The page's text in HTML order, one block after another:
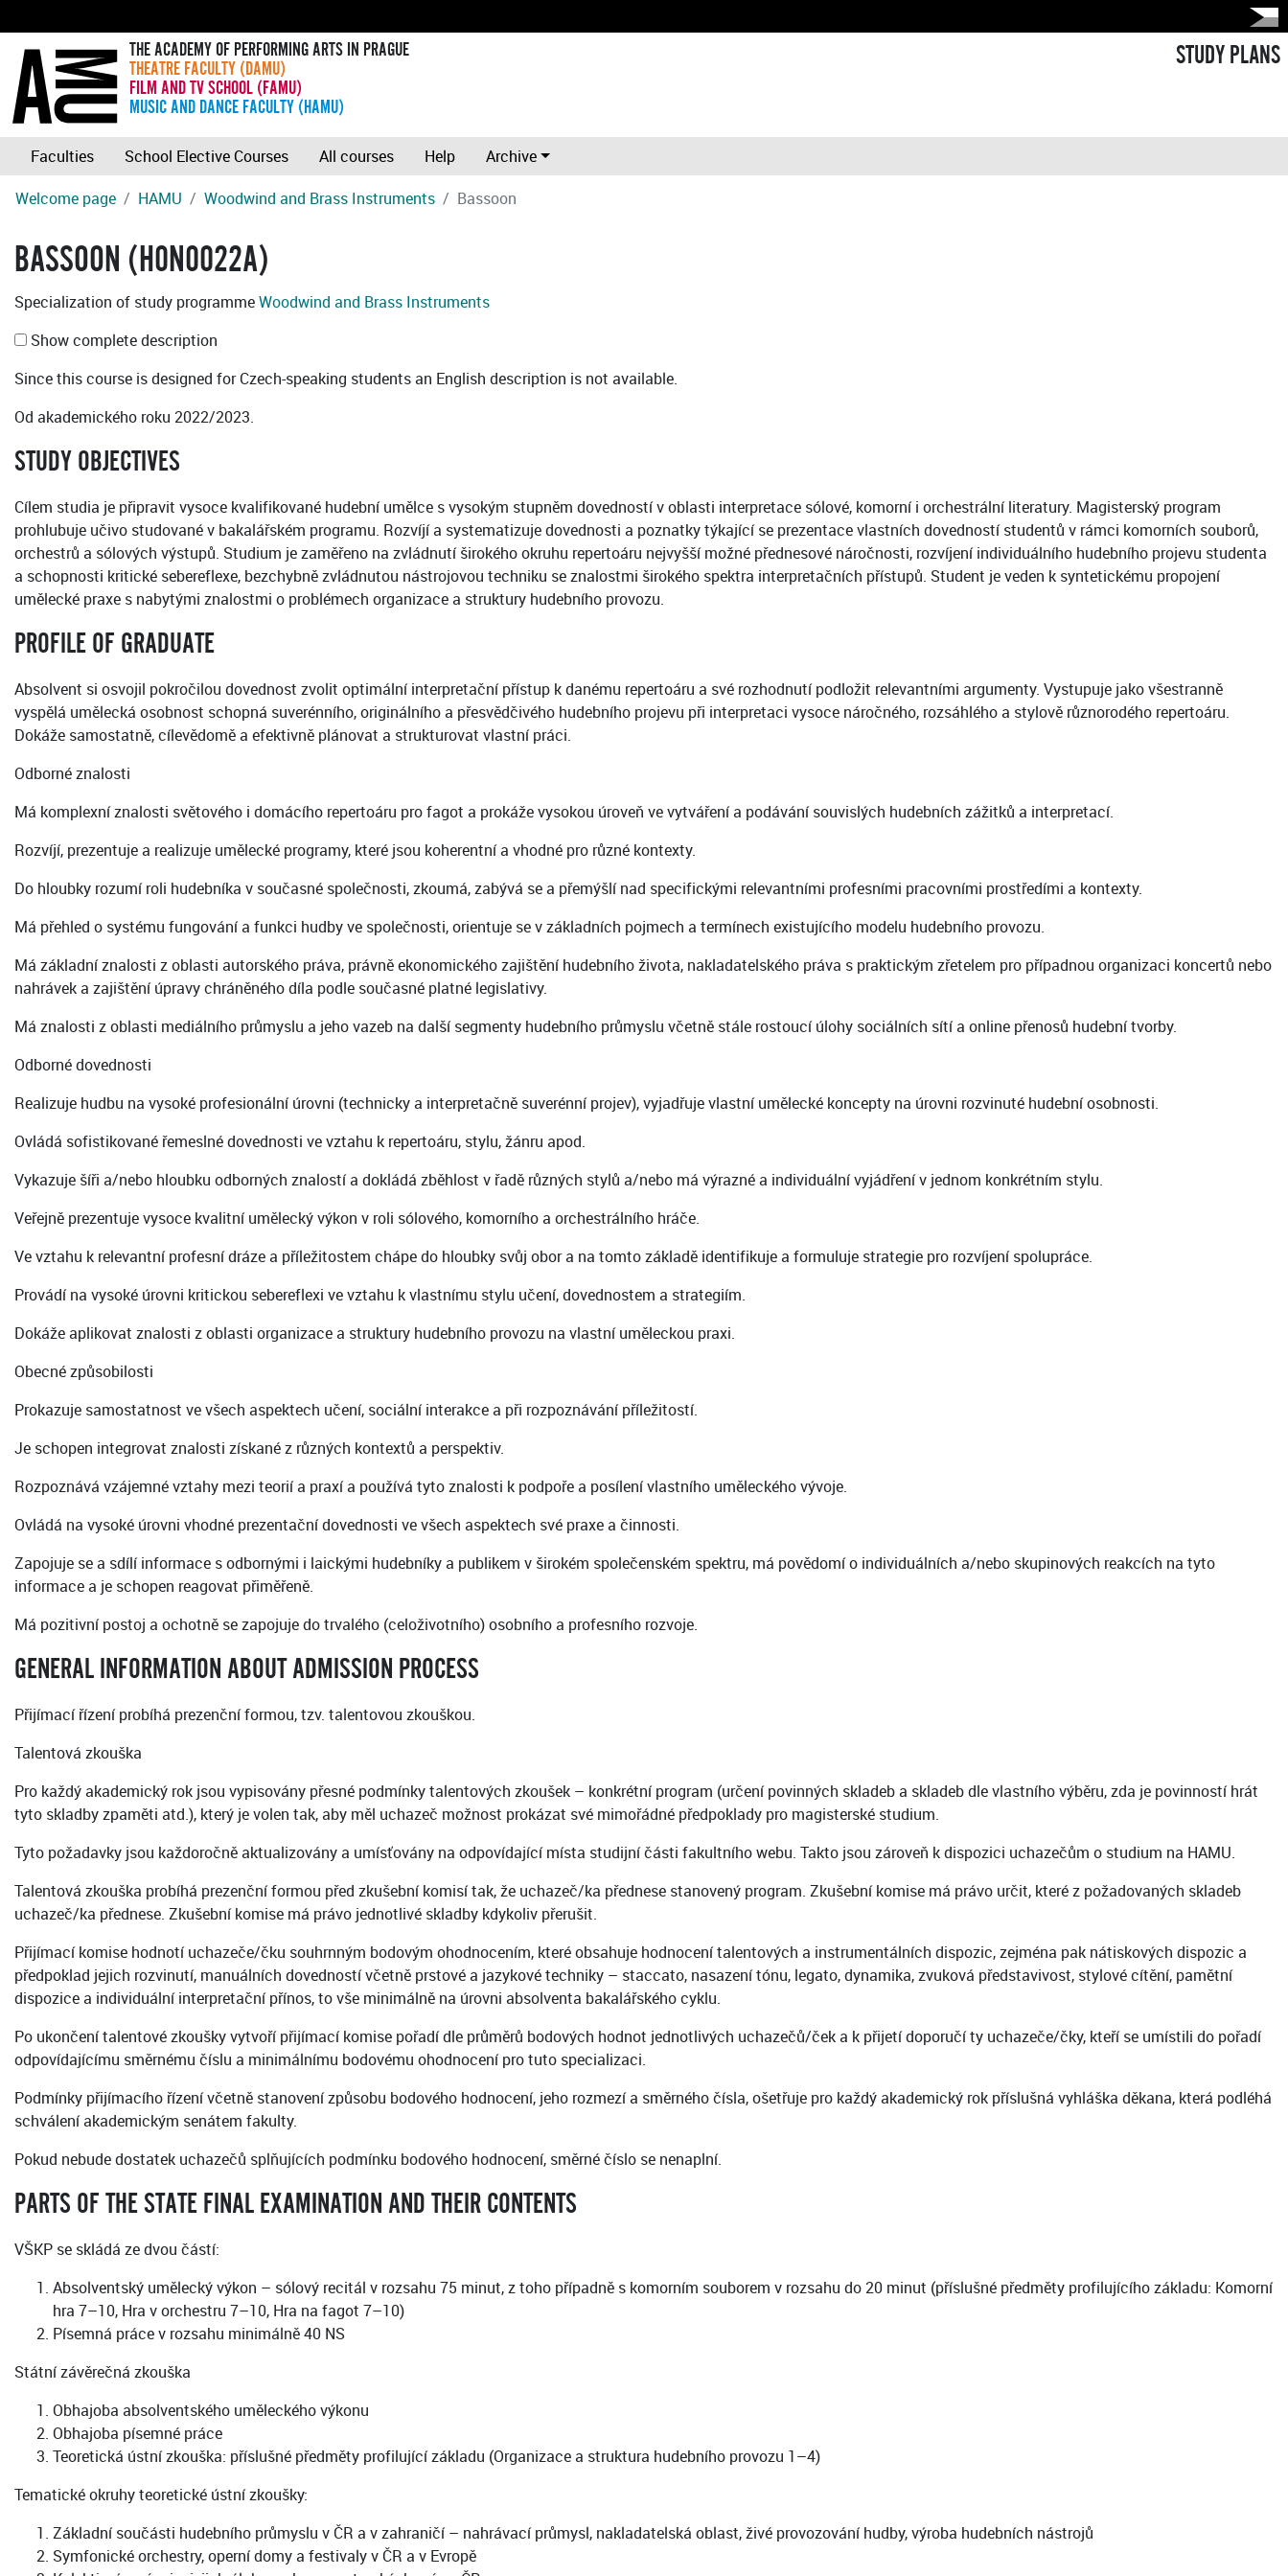
THE ACADEMY OF PERFORMING ARTS IN PRAGUE
THEATRE FACULTY (DAMU)
FILM AND TV SCHOOL (FAMU)
MUSIC AND DANCE FACULTY (HAMU)
STUDY PLANS
Faculties School Elective Courses All courses Help
Archive
Welcome page
HAMU Woodwind and Brass Instruments Bassoon
BASSOON (H0N0022A)
Specialization of study programmeWoodwind and Brass Instruments
Show complete description
Since this course is designed for Czech-speaking students an English description is not available.
Od akademického roku 2022/2023.
STUDY OBJECTIVES
Cílem studia je připravit vysoce kvalifikované hudební umělce s vysokým stupněm dovedností v oblasti interpretace sólové, komorní i orchestrální literatury. Magisterský program
prohlubuje učivo studované v bakalářském programu. Rozvíjí a systematizuje dovednosti a poznatky týkající se prezentace vlastních dovedností studentů v rámci komorních souborů,
orchestrů a sólových výstupů. Studium je zaměřeno na zvládnutí širokého okruhu repertoáru nejvyšší možné přednesové náročnosti, rozvíjení individuálního hudebního projevu studenta
a schopnosti kritické sebereflexe, bezchybně zvládnutou nástrojovou techniku se znalostmi širokého spektra interpretačních přístupů. Student je veden k syntetickému propojení
umělecké praxe s nabytými znalostmi o problémech organizace a struktury hudebního provozu.
PROFILE OF GRADUATE
Absolvent si osvojil pokročilou dovednost zvolit optimální interpretační přístup k danému repertoáru a své rozhodnutí podložit relevantními argumenty. Vystupuje jako všestranně
vyspělá umělecká osobnost schopná suverénního, originálního a přesvědčivého hudebního projevu při interpretaci vysoce náročného, rozsáhlého a stylově různorodého repertoáru.
Dokáže samostatně, cílevědomě a efektivně plánovat a strukturovat vlastní práci.
Odborné znalosti
Má komplexní znalosti světového i domácího repertoáru pro fagot a prokáže vysokou úroveň ve vytváření a podávání souvislých hudebních zážitků a interpretací.
Rozvíjí, prezentuje a realizuje umělecké programy, které jsou koherentní a vhodné pro různé kontexty.
Do hloubky rozumí roli hudebníka v současné společnosti, zkoumá, zabývá se a přemýšlí nad specifickými relevantními profesními pracovními prostředími a kontexty.
Má přehled o systému fungování a funkci hudby ve společnosti, orientuje se v základních pojmech a termínech existujícího modelu hudebního provozu.
Má základní znalosti z oblasti autorského práva, právně ekonomického zajištění hudebního života, nakladatelského práva s praktickým zřetelem pro případnou organizaci koncertů nebo
nahrávek a zajištění úpravy chráněného díla podle současné platné legislativy.
Má znalosti z oblasti mediálního průmyslu a jeho vazeb na další segmenty hudebního průmyslu včetně stále rostoucí úlohy sociálních sítí a online přenosů hudební tvorby.
Odborné dovednosti
Realizuje hudbu na vysoké profesionální úrovni (technicky a interpretačně suverénní projev), vyjadřuje vlastní umělecké koncepty na úrovni rozvinuté hudební osobnosti.
Ovládá sofistikované řemeslné dovednosti ve vztahu k repertoáru, stylu, žánru apod.
Vykazuje šíři a/nebo hloubku odborných znalostí a dokládá zběhlost v řadě různých stylů a/nebo má výrazné a individuální vyjádření v jednom konkrétním stylu.
Veřejně prezentuje vysoce kvalitní umělecký výkon v roli sólového, komorního a orchestrálního hráče.
Ve vztahu k relevantní profesní dráze a příležitostem chápe do hloubky svůj obor a na tomto základě identifikuje a formuluje strategie pro rozvíjení spolupráce.
Provádí na vysoké úrovni kritickou sebereflexi ve vztahu k vlastnímu stylu učení, dovednostem a strategiím.
Dokáže aplikovat znalosti z oblasti organizace a struktury hudebního provozu na vlastní uměleckou praxi.
Obecné způsobilosti
Prokazuje samostatnost ve všech aspektech učení, sociální interakce a při rozpoznávání příležitostí.
Je schopen integrovat znalosti získané z různých kontextů a perspektiv.
Rozpoznává vzájemné vztahy mezi teorií a praxí a používá tyto znalosti k podpoře a posílení vlastního uměleckého vývoje.
Ovládá na vysoké úrovni vhodné prezentační dovednosti ve všech aspektech své praxe a činnosti.
Zapojuje se a sdílí informace s odbornými i laickými hudebníky a publikem v širokém společenském spektru, má povědomí o individuálních a/nebo skupinových reakcích na tyto
informace a je schopen reagovat přiměřeně.
Má pozitivní postoj a ochotně se zapojuje do trvalého (celoživotního) osobního a profesního rozvoje.
GENERAL INFORMATION ABOUT ADMISSION PROCESS
Přijímací řízení probíhá prezenční formou, tzv. talentovou zkouškou.
Talentová zkouška
Pro každý akademický rok jsou vypisovány přesné podmínky talentových zkoušek – konkrétní program (určení povinných skladeb a skladeb dle vlastního výběru, zda je povinností hrát
tyto skladby zpaměti atd.), který je volen tak, aby měl uchazeč možnost prokázat své mimořádné předpoklady pro magisterské studium.
Tyto požadavky jsou každoročně aktualizovány a umísťovány na odpovídající místa studijní části fakultního webu. Takto jsou zároveň k dispozici uchazečům o studium na HAMU.
Talentová zkouška probíhá prezenční formou před zkušební komisí tak, že uchazeč/ka přednese stanovený program. Zkušební komise má právo určit, které z požadovaných skladeb
uchazeč/ka přednese. Zkušební komise má právo jednotlivé skladby kdykoliv přerušit.
Přijímací komise hodnotí uchazeče/čku souhrnným bodovým ohodnocením, které obsahuje hodnocení talentových a instrumentálních dispozic, zejména pak nátiskových dispozic a
předpoklad jejich rozvinutí, manuálních dovedností včetně prstové a jazykové techniky – staccato, nasazení tónu, legato, dynamika, zvuková představivost, stylové cítění, pamětní
dispozice a individuální interpretační přínos, to vše minimálně na úrovni absolventa bakalářského cyklu.
Po ukončení talentové zkoušky vytvoří přijímací komise pořadí dle průměrů bodových hodnot jednotlivých uchazečů/ček a k přijetí doporučí ty uchazeče/čky, kteří se umístili do pořadí
odpovídajícímu směrnému číslu a minimálnímu bodovému ohodnocení pro tuto specializaci.
Podmínky přijímacího řízení včetně stanovení způsobu bodového hodnocení, jeho rozmezí a směrného čísla, ošetřuje pro každý akademický rok příslušná vyhláška děkana, která podléhá
schválení akademickým senátem fakulty.
Pokud nebude dostatek uchazečů splňujících podmínku bodového hodnocení, směrné číslo se nenaplní.
PARTS OF THE STATE FINAL EXAMINATION AND THEIR CONTENTS
VŠKP se skládá ze dvou částí:
Absolventský umělecký výkon – sólový recitál v rozsahu 75 minut, z toho případně s komorním souborem v rozsahu do 20 minut (příslušné předměty profilujícího základu: Komorní
hra 7–10, Hra v orchestru 7–10, Hra na fagot 7–10)
Písemná práce v rozsahu minimálně 40 NS
Státní závěrečná zkouška
Obhajoba absolventského uměleckého výkonu
Obhajoba písemné práce
Teoretická ústní zkouška: příslušné předměty profilující základu (Organizace a struktura hudebního provozu 1–4)
Tematické okruhy teoretické ústní zkoušky:
Základní součásti hudebního průmyslu v ČR a v zahraničí – nahrávací průmysl, nakladatelská oblast, živé provozování hudby, výroba hudebních nástrojů
Symfonické orchestry, operní domy a festivaly v ČR a v Evropě